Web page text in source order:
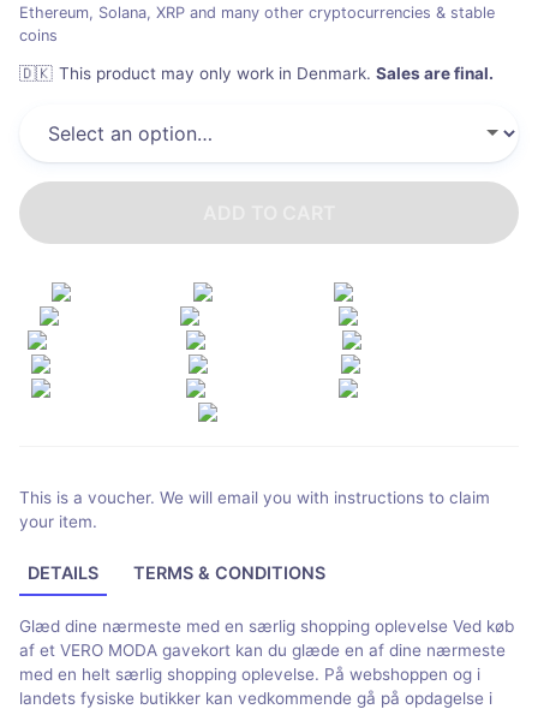
Ethereum, Solana, XRP and many other cryptocurrencies & stable
coins
🇩🇰 This product may only work in Denmark. Sales are final.
This is a voucher. We will email you with instructions to claim
your item.
DETAILS TERMS & CONDITIONS
Glæd dine nærmeste med en særlig shopping oplevelse Ved køb
af et VERO MODA gavekort kan du glæde en af dine nærmeste
med en helt særlig shopping oplevelse. På webshoppen og i
landets fysiske butikker kan vedkommende gå på opdagelse i